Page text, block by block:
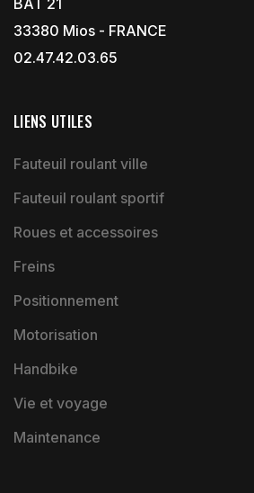
33380 Mios - FRANCE
02.47.42.03.65
LIENS UTILES
Fauteuil roulant ville
Fauteuil roulant sportif
Roues et accessoires
Freins
Positionnement
Motorisation
Handbike
Vie et voyage
Maintenance